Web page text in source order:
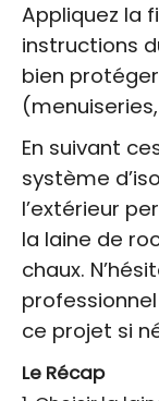
Appliquez la
instructions
bien
En suivant
système
l’extérieur
la laine de
chaux.
ce projet si
Le Récap